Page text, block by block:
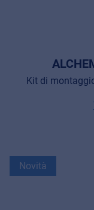
Kit di
Novità